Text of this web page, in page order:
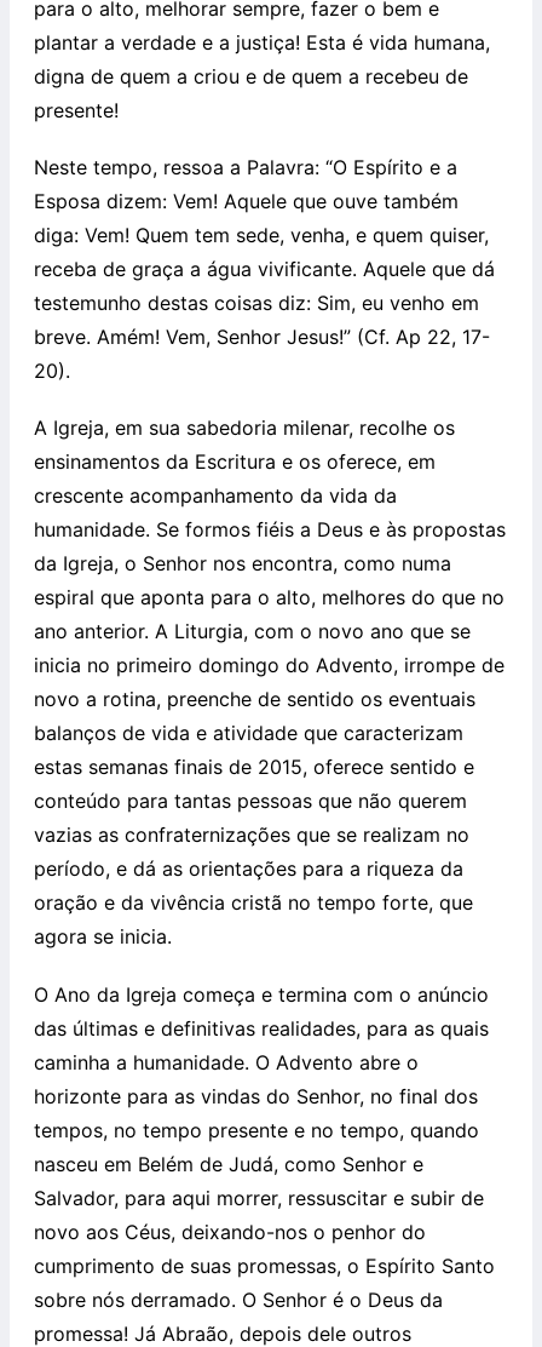
para o alto, melhorar sempre, fazer o bem e
plantar a verdade e a justiça! Esta é vida humana,
digna de quem a criou e de quem a recebeu de
presente!
Neste tempo, ressoa a Palavra: “O Espírito e a
Esposa dizem: Vem! Aquele que ouve também
diga: Vem! Quem tem sede, venha, e quem quiser,
receba de graça a água vivificante. Aquele que dá
testemunho destas coisas diz: Sim, eu venho em
breve. Amém! Vem, Senhor Jesus!” (Cf. Ap 22, 17-
20).
A Igreja, em sua sabedoria milenar, recolhe os
ensinamentos da Escritura e os oferece, em
crescente acompanhamento da vida da
humanidade. Se formos fiéis a Deus e às propostas
da Igreja, o Senhor nos encontra, como numa
espiral que aponta para o alto, melhores do que no
ano anterior. A Liturgia, com o novo ano que se
inicia no primeiro domingo do Advento, irrompe de
novo a rotina, preenche de sentido os eventuais
balanços de vida e atividade que caracterizam
estas semanas finais de 2015, oferece sentido e
conteúdo para tantas pessoas que não querem
vazias as confraternizações que se realizam no
período, e dá as orientações para a riqueza da
oração e da vivência cristã no tempo forte, que
agora se inicia.
O Ano da Igreja começa e termina com o anúncio
das últimas e definitivas realidades, para as quais
caminha a humanidade. O Advento abre o
horizonte para as vindas do Senhor, no final dos
tempos, no tempo presente e no tempo, quando
nasceu em Belém de Judá, como Senhor e
Salvador, para aqui morrer, ressuscitar e subir de
novo aos Céus, deixando-nos o penhor do
cumprimento de suas promessas, o Espírito Santo
sobre nós derramado. O Senhor é o Deus da
promessa! Já Abraão, depois dele outros